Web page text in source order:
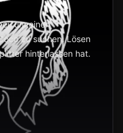
um einen
zu suchen. Lösen
hinterlassen hat.